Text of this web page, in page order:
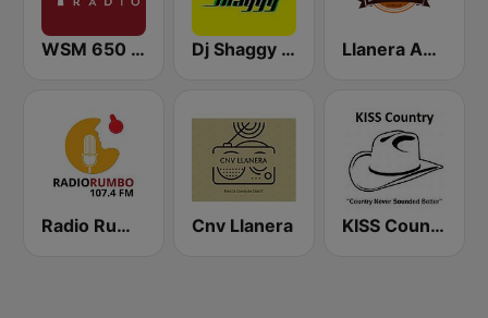
WSM 650 AM Dj Shaggy Venezuela Llanera Aguazuleño
Radio Rumbo 107.4 FM Cnv Llanera KISS Country